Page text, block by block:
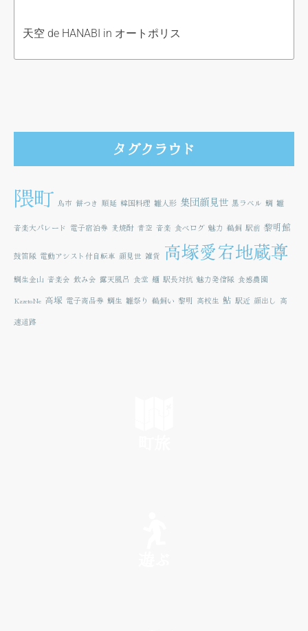
天空 de HANABI in オートポリス
タグクラウド
隈町 鳥市 餅つき 順延 韓国料理 雛人形 集団顔見世 黒ラベル 鯛 雛
音楽大パレード 電子宿泊券 麦焼酎 青空 音楽 食べログ 魅力 鵜飼 駅前 黎明館
鼓笛隊 電動アシスト付自転車 顔見世 雑貨 高塚愛宕地蔵尊
鯛生金山 音楽会 飲み会 露天風呂 食堂 麺 駅長対抗 魅力発信隊 食感農園
KazetoNe 高塚 電子商品券 鯛生 雛祭り 鵜飼い 黎明 高校生 鮎 駅近 顔出し 高
速道路